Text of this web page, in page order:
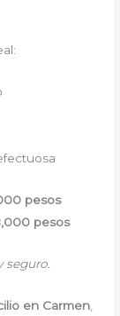
pesos
pesos
seguro.
en Carmen